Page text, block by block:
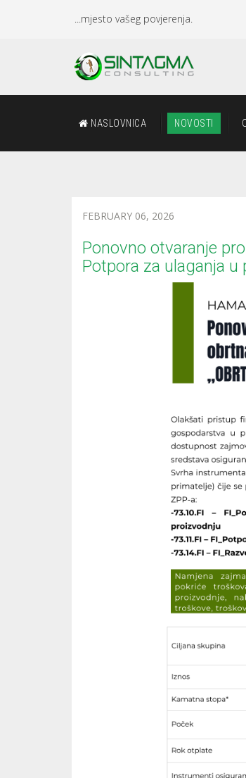
...mjesto vašeg povjerenja.
NASLOVNICA NOVOSTI
FEBRUARY 06, 2026
Ponovno otvaranje
Potpora za ulaganja